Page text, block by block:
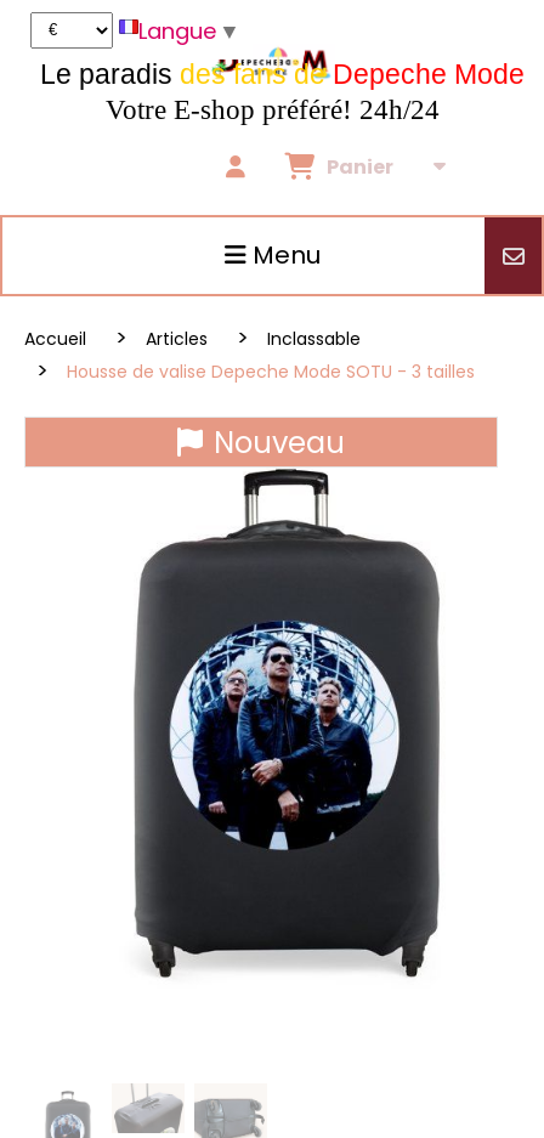
Le paradis des fans deDepeche Mode
Votre E-shop préféré! 24h/24
Panier
Menu
Accueil Articles
Inclassable
Housse de valise Depeche Mode SOTU - 3 tailles
Nouveau
Langue ▼
Panneau de gestion des cookies